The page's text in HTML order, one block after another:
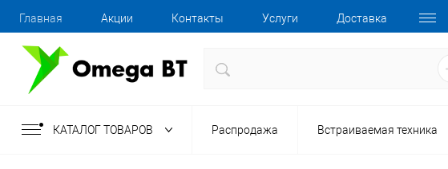
Главная Акции Контакты Услуги Доставка
КАТАЛОГ ТОВАРОВ Распродажа Встраиваемая техника